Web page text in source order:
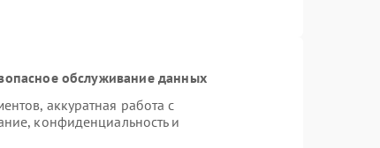
обслуживание данных
аккуратная работа с
конфиденциальность и